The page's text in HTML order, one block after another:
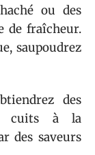
ou des
de fraîcheur.
saupoudrez
des
cuits à la
des saveurs